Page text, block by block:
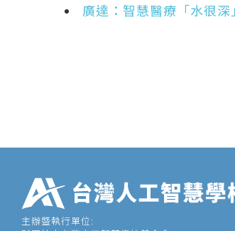
廣達：智慧醫療「水很
主辦暨執行單位: